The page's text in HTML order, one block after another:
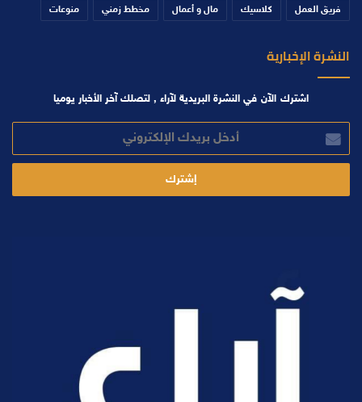
فريق العمل كلاسيك مال و أعمال مخطط زمني منوعات
النشرة الإخبارية
اشترك الآن في النشرة البريدية لآراء , لتصلك آخر الأخبار يوميا
بريدك
الإلكتروني